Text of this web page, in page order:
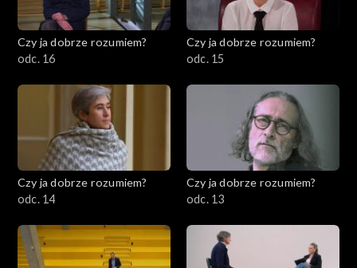
Czy ja dobrze rozumiem?
odc. 16
Czy ja dobrze rozumiem?
odc. 15
Czy ja dobrze rozumiem?
odc. 14
Czy ja dobrze rozumiem?
odc. 13